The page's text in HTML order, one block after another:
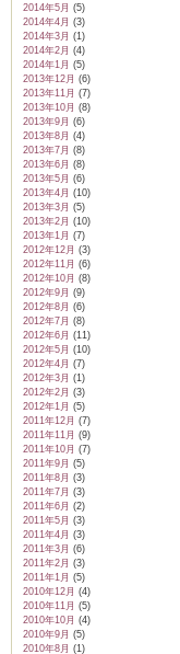
2014年5月 (5)
2014年4月 (3)
2014年3月 (1)
2014年2月 (4)
2014年1月 (5)
2013年12月 (6)
2013年11月 (7)
2013年10月 (8)
2013年9月 (6)
2013年8月 (4)
2013年7月 (8)
2013年6月 (8)
2013年5月 (6)
2013年4月 (10)
2013年3月 (5)
2013年2月 (10)
2013年1月 (7)
2012年12月 (3)
2012年11月 (6)
2012年10月 (8)
2012年9月 (9)
2012年8月 (6)
2012年7月 (8)
2012年6月 (11)
2012年5月 (10)
2012年4月 (7)
2012年3月 (1)
2012年2月 (3)
2012年1月 (5)
2011年12月 (7)
2011年11月 (9)
2011年10月 (7)
2011年9月 (5)
2011年8月 (3)
2011年7月 (3)
2011年6月 (2)
2011年5月 (3)
2011年4月 (3)
2011年3月 (6)
2011年2月 (3)
2011年1月 (5)
2010年12月 (4)
2010年11月 (5)
2010年10月 (4)
2010年9月 (5)
2010年8月 (1)